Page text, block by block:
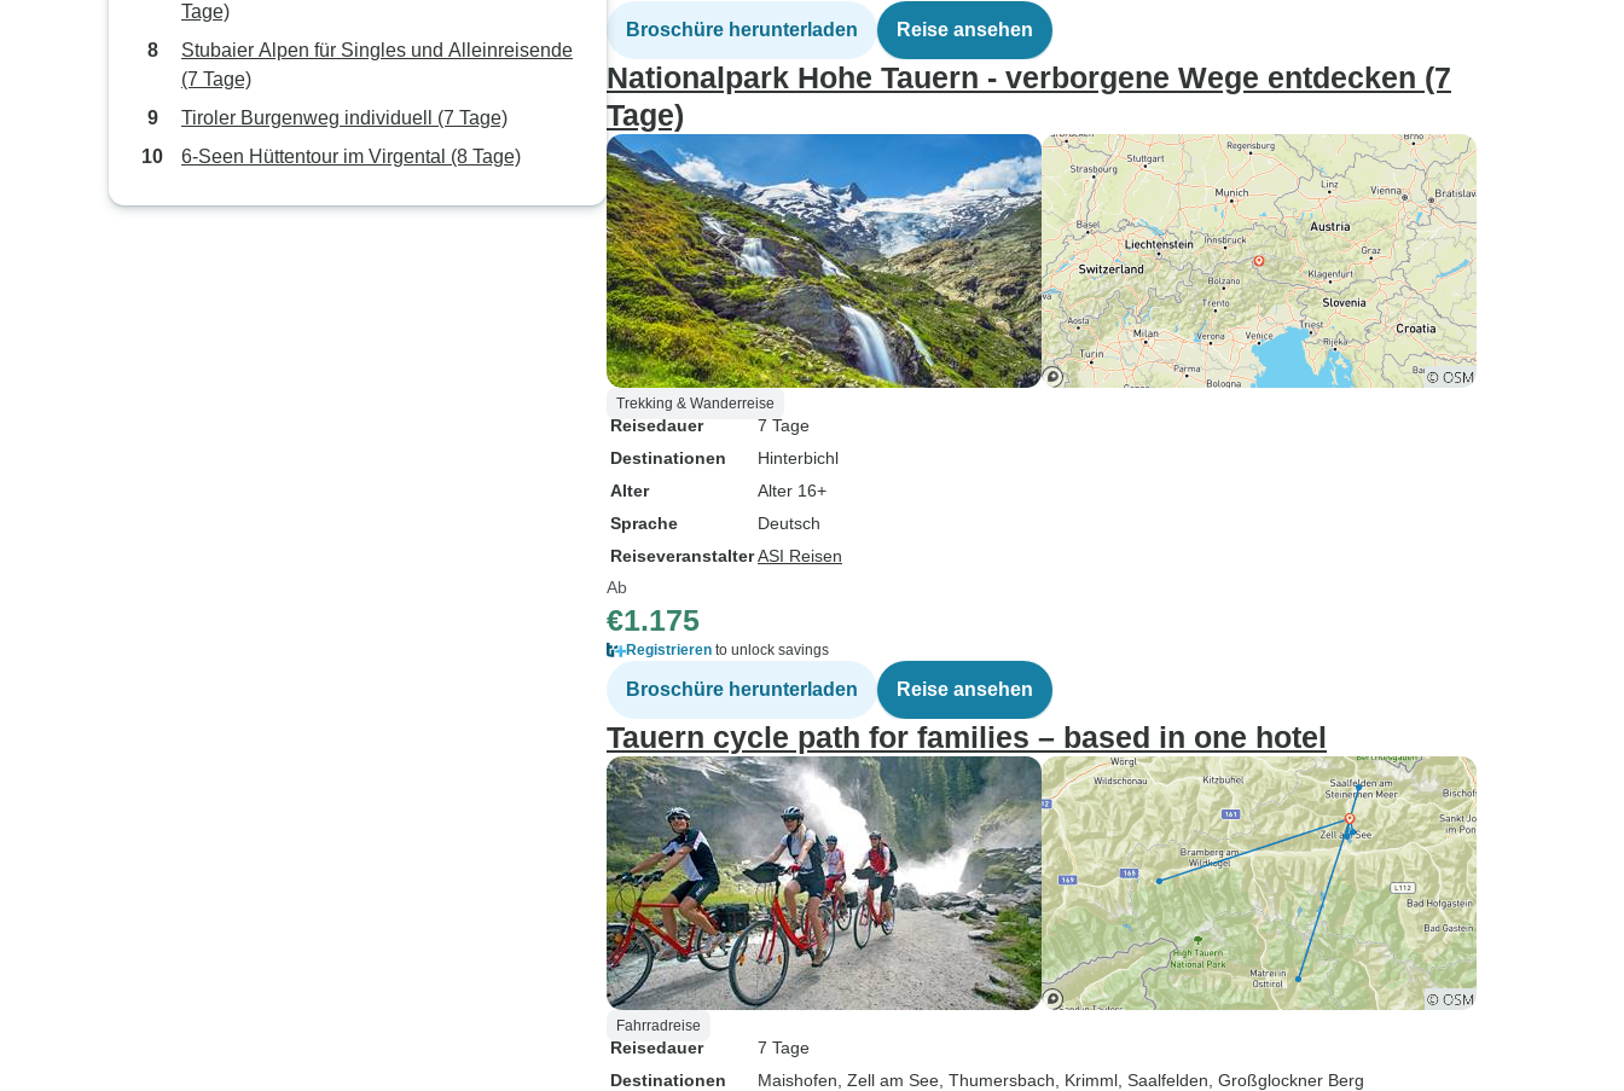
Tage)
Stubaier Alpen für Singles und Alleinreisende
(7 Tage)
Tiroler Burgenweg individuell (7 Tage)
6-Seen Hüttentour im Virgental (8 Tage)
Broschüre herunterladen Reise ansehen
Nationalpark Hohe Tauern - verborgene Wege entdecken (7
Tage)
Trekking & Wanderreise
Reisedauer
7 Tage
Destinationen
Hinterbichl
Alter
Alter 16+
Sprache
Deutsch
ReiseveranstalterASI Reisen
Ab
€1.175
Registrieren to unlock savings
Broschüre herunterladen Reise ansehen
Tauern cycle path for families – based in one hotel
Fahrradreise
Reisedauer
7 Tage
Destinationen
Maishofen , Zell am See , Thumersbach , Krimml , Saalfelden , Großglockner Berg